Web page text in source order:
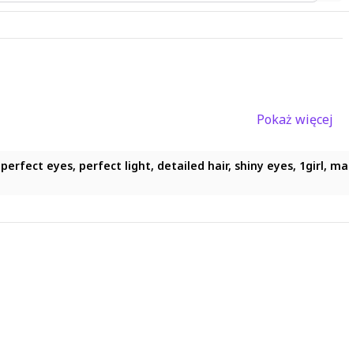
Pokaż więcej
eyes, perfect light, detailed hair, shiny eyes, 1girl,